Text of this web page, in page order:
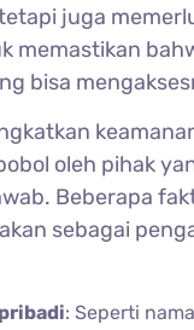
juga
memastikan
bisa
oleh pihak
Beberapa
sebagai
: Seperti